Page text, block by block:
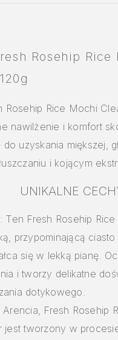
Rosehip Rice
Rosehip Rice Mochi
nawilżenie i komfort
uzyskania miększej,
i kojącym
UNIKALNE
Ten Fresh Rosehip
przypominającą
się w lekką pianę.
i tworzy delikatne
dotykowego.
Arencia, Fresh Rosehip
jest tworzony w